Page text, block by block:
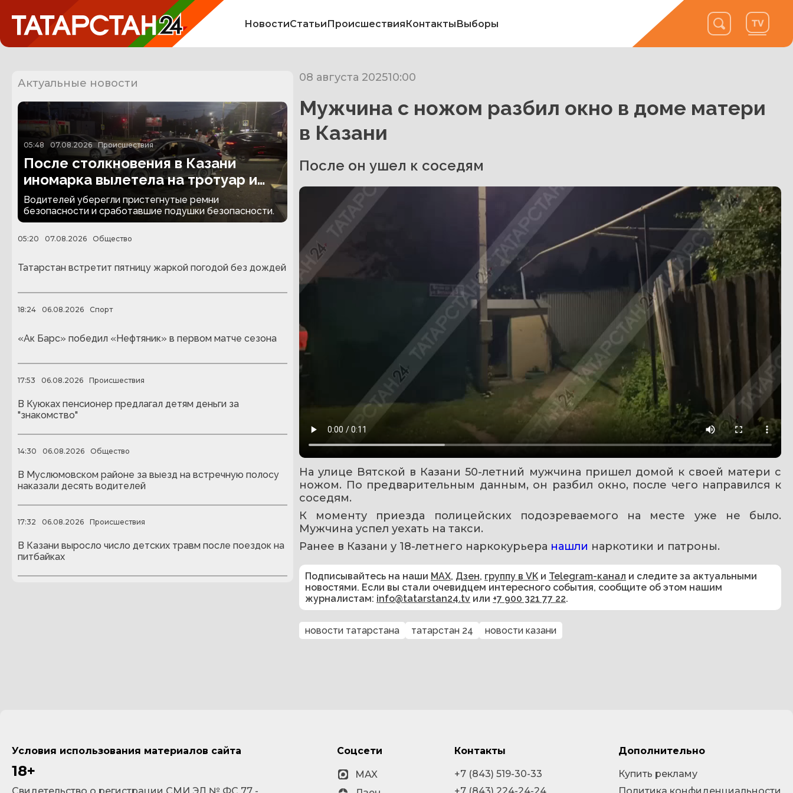
НовостиСтатьиПроисшествияКонтактыВыборы
Актуальные новости
05:48 07.08.2026 Происшествия
После столкновения в Казани
иномарка вылетела на тротуар и
снесла забор
Водителей уберегли пристегнутые ремни
безопасности и сработавшие подушки безопасности.
05:20 07.08.2026 Общество
Татарстан встретит пятницу жаркой погодой без дождей
18:24 06.08.2026 Спорт
«Ак Барс» победил «Нефтяник» в первом матче сезона
17:53 06.08.2026 Происшествия
В Куюках пенсионер предлагал детям деньги за
"знакомство"
14:30 06.08.2026 Общество
В Муслюмовском районе за выезд на встречную полосу
наказали десять водителей
17:32 06.08.2026 Происшествия
В Казани выросло число детских травм после поездок на
питбайках
08 августа 202510:00
Мужчина с ножом разбил окно в доме матери
в Казани
После он ушел к соседям
На улице Вятской в Казани 50-летний мужчина пришел домой к своей матери с
ножом. По предварительным данным, он разбил окно, после чего направился к
соседям.
К моменту приезда полицейских подозреваемого на месте уже не было.
Мужчина успел уехать на такси.
Ранее в Казани у 18-летнего наркокурьера нашли наркотики и патроны.
Подписывайтесь на наши MAX, Дзен, группу в VK и Telegram-канал и следите за актуальными
новостями. Если вы стали очевидцем интересного события, сообщите об этом нашим
журналистам: info@tatarstan24.tv или +7 900 321 77 22.
новости татарстана татарстан 24 новости казани
Условия использования материалов сайта
18+
Соцсети
MAX
Контакты
+7 (843) 519-30-33
Дополнительно
Купить рекламу